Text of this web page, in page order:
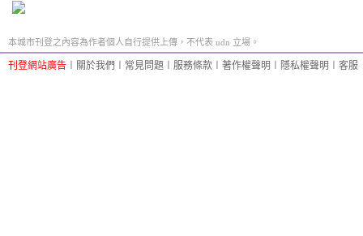
本城市刊登之內容為作者個人自行提供上傳，不代表 udn 立場。
刊登網站廣告 關於我們 常見問題 服務條款 著作權聲明 隱私權聲明 客服